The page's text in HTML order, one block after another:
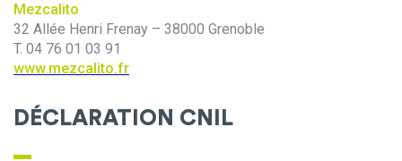
Mezcalito
32 Allée Henri Frenay – 38000 Grenoble
T. 04 76 01 03 91
www.mezcalito.fr
DÉCLARATION CNIL